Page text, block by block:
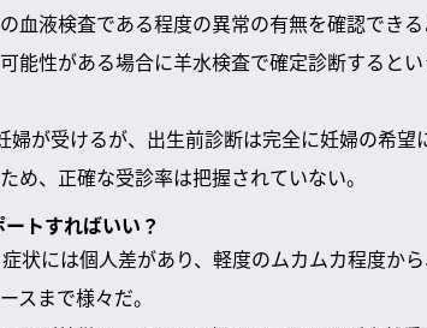
血液検査である程度の異常の有無を確認でき
能性がある場合に羊水検査で確定診断すると
が受けるが、出生前診断は完全に妊婦の希望
め、正確な受診率は把握されていない。
トすればいい？
状には個人差があり、軽度のムカムカ程度か
スまで様々だ。